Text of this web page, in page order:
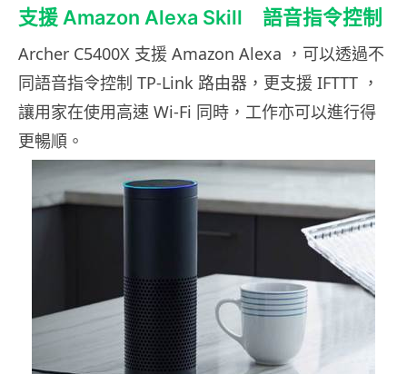
支援 Amazon Alexa Skill 語音指令控制
Archer C5400X 支援 Amazon Alexa ，可以透過不
同語音指令控制 TP-Link 路由器，更支援 IFTTT ，
讓用家在使用高速 Wi-Fi 同時，工作亦可以進行得
更暢順。